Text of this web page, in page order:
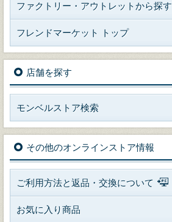
ファクトリー・アウトレットから探す
フレンドマーケット トップ
店舗を探す
モンベルストア検索
その他のオンラインストア情報
ご利用方法と返品・交換について
お気に入り商品